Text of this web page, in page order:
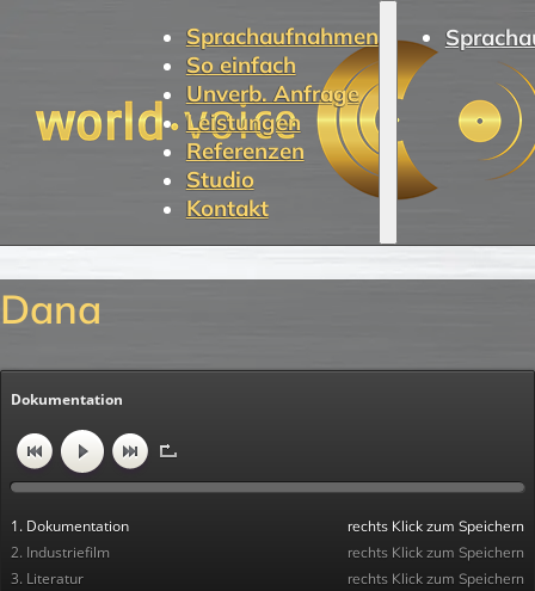
Sprachaufnahmen
So einfach
Unverb. Anfrage
Leistungen
Referenzen
Studio
Kontakt
Dana
Dokumentation
1. Dokumentation rechts Klick zum Speichern
2. Industriefilm rechts Klick zum Speichern
3. Literatur rechts Klick zum Speichern